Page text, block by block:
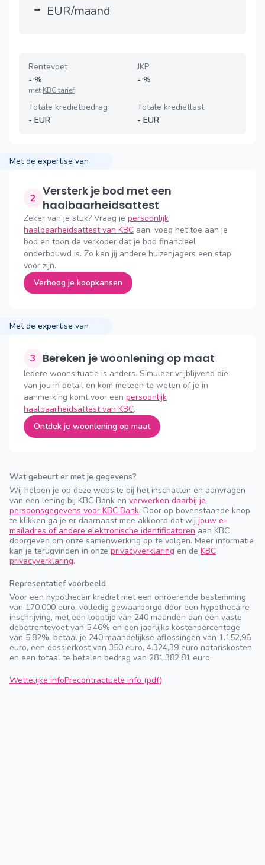
- EUR/maand
Rentevoet
- %
met KBC tarief
JKP
- %
Totale kredietbedrag
- EUR
Totale kredietlast
- EUR
Met de expertise van
2 Versterk je bod met een
haalbaarheidsattest
Zeker van je stuk? Vraag je persoonlijk
haalbaarheidsattest van KBC aan, voeg het toe aan je
bod en toon de verkoper dat je bod financieel
onderbouwd is. Zo kan jij andere huizenjagers een stap
voor zijn.
Verhoog je koopkansen
Met de expertise van
3 Bereken je woonlening op maat
Iedere woonsituatie is anders. Simuleer vrijblijvend die
van jou in detail en kom meteen te weten of je in
aanmerking komt voor een persoonlijk
haalbaarheidsattest van KBC.
Ontdek je woonlening op maat
Wat gebeurt er met je gegevens?
Wij helpen je op deze website bij het inschatten en aanvragen
van een lening bij KBC Bank en verwerken daarbij je
persoonsgegevens voor KBC Bank. Door op bovenstaande knop
te klikken ga je er daarnaast mee akkoord dat wij jouw e-
mailadres of andere elektronische identificatoren aan KBC
doorgeven om onze samenwerking op te volgen. Meer informatie
kan je terugvinden in onze privacyverklaring en de KBC
privacyverklaring.
Representatief voorbeeld
Voor een hypothecair krediet met een onroerende bestemming
van 170.000 euro, volledig gewaarborgd door een hypothecaire
inschrijving, met een looptijd van 240 maanden aan een vaste
debetrentevoet van 5,46% en een jaarlijks kostenpercentage
van 5,82%, betaal je 240 maandelijkse aflossingen van 1.152,96
euro, een dossierkost van 350 euro, 4.324,39 euro notariskosten
en een totaal te betalen bedrag van 281.382,81 euro.
Wettelijke infoPrecontractuele info (pdf)